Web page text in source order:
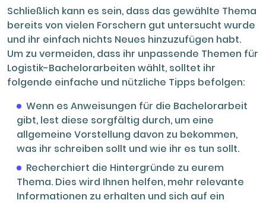
Schließlich kann es sein, dass das gewählte Thema
bereits von vielen Forschern gut untersucht wurde
und ihr einfach nichts Neues hinzuzufügen habt.
Um zu vermeiden, dass ihr unpassende Themen für
Logistik-Bachelorarbeiten wählt, solltet ihr
folgende einfache und nützliche Tipps befolgen:
Wenn es Anweisungen für die Bachelorarbeit
gibt, lest diese sorgfältig durch, um eine
allgemeine Vorstellung davon zu bekommen,
was ihr schreiben sollt und wie ihr es tun sollt.
Recherchiert die Hintergründe zu eurem
Thema. Dies wird Ihnen helfen, mehr relevante
Informationen zu erhalten und sich auf ein